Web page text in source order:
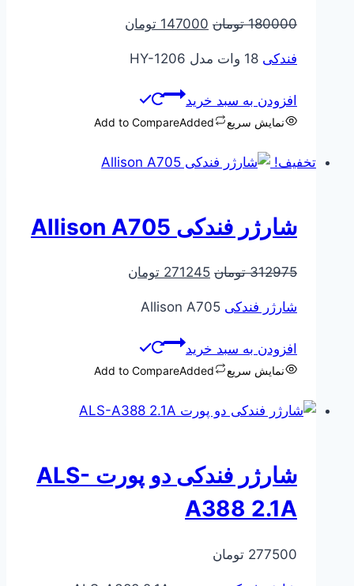
180000 تومان قیمت
180000 تومان
147000 تومان
فندکی
افزودن به سبد خرید
نمایش سریع Add to CompareAdded
تخفیف!
شارژر فندکی Allison A705
312975 تومان قیمت
312975 تومان
271245 تومان
شارژر فندکی
افزودن به سبد خرید
نمایش سریع Add to CompareAdded
شارژر فندکی دو پورت ALS-
A388 2.1A
277500 تومان